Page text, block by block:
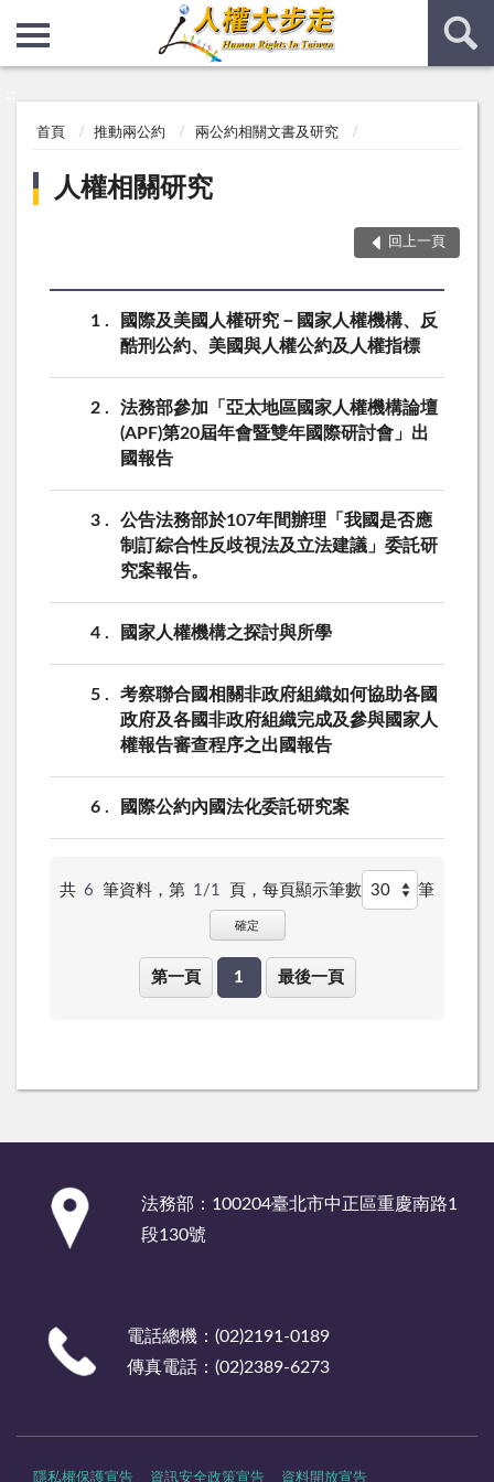
首頁 推動兩公約 兩公約相關文書及研究
人權相關研究
回上一頁
1
國際及美國人權研究－國家人權機構、反
酷刑公約、美國與人權公約及人權指標
2
法務部參加「亞太地區國家人權機構論壇
(APF)第20屆年會暨雙年國際研討會」出
國報告
3
公告法務部於107年間辦理「我國是否應
制訂綜合性反歧視法及立法建議」委託研
究案報告。
4 國家人權機構之探討與所學
5
考察聯合國相關非政府組織如何協助各國
政府及各國非政府組織完成及參與國家人
權報告審查程序之出國報告
6 國際公約內國法化委託研究案
共 6 筆資料，第 1/1 頁， 每頁顯示筆數 筆
確定
第一頁 1 最後一頁
法務部：100204臺北市中正區重慶南路1
段130號
電話總機：(02)2191-0189
傳真電話：(02)2389-6273
隱私權保護宣告 資訊安全政策宣告 資料開放宣告